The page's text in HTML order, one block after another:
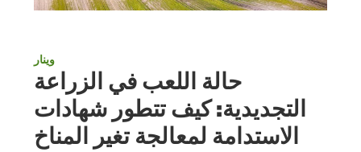
وينار
حالة اللعب في الزراعة
التجديدية: كيف تتطور شهادات
الاستدامة لمعالجة تغير المناخ